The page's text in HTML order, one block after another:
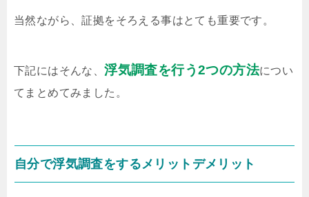
当然ながら、証拠をそろえる事はとても重要です。
下記にはそんな、浮気調査を行う2つの方法につい
てまとめてみました。
自分で浮気調査をするメリットデメリット